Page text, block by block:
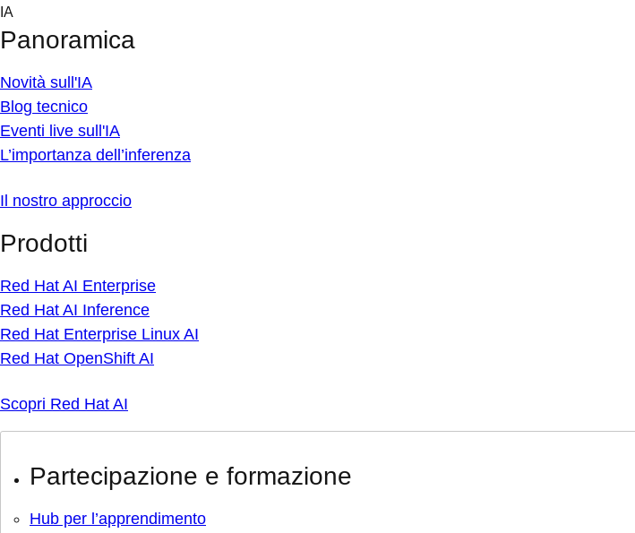
Skip
content
IA
Panoramica
Novità sull'IA
Blog tecnico
Eventi live sull'IA
L’importanza dell’inferenza
Il nostro approccio
Prodotti
Red Hat AI Enterprise
Red Hat AI Inference
Red Hat Enterprise Linux AI
Red Hat OpenShift AI
Scopri Red Hat AI
Partecipazione e formazione
Hub per l’apprendimento